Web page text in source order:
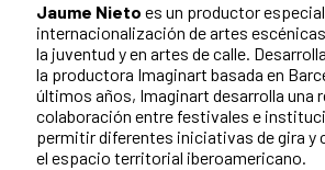
Jaume Nieto es un productor
internacionalización de artes
la juventud y en artes de calle.
la productora Imaginart basada en
últimos años, Imaginart desarrolla una
colaboración entre festivales e
permitir diferentes iniciativas de gira y
el espacio territorial iberoamericano.